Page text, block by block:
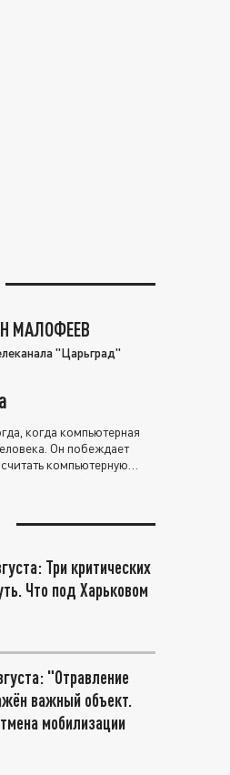
МАЛОФЕЕВ
"Царьград"
когда компьютерная
Он побеждает
компьютерную
Три критических
Что под Харьковом
"Отравление
важный объект.
мобилизации